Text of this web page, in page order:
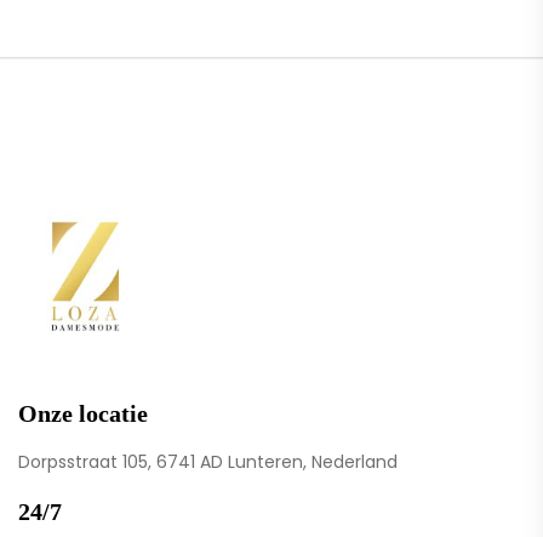
Onze locatie
Dorpsstraat 105, 6741 AD Lunteren, Nederland
24/7